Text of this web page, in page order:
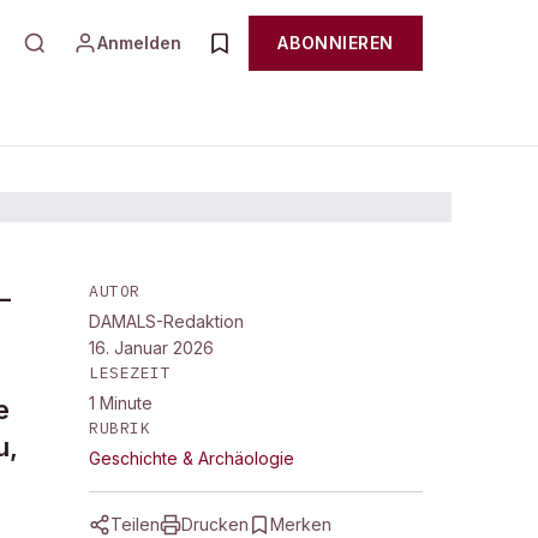
Anmelden ABONNIEREN
AUTOR
DAMALS-Redaktion
16. Januar 2026
LESEZEIT
1 Minute
RUBRIK
Geschichte & Archäologie
Teilen Drucken Merken